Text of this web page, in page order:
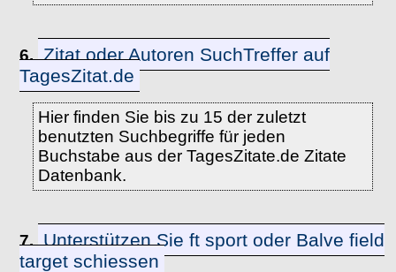
6. Zitat oder Autoren SuchTreffer auf
TagesZitat.de
Hier finden Sie bis zu 15 der zuletzt
benutzten Suchbegriffe für jeden
Buchstabe aus der TagesZitate.de Zitate
Datenbank.
7. Unterstützen Sie ft sport oder Balve field
target schiessen